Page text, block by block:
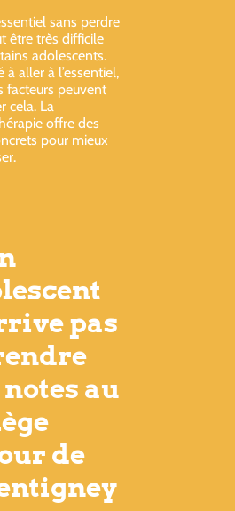
sans perdre
être très difficile
adolescents.
à aller à l’essentiel,
facteurs peuvent
cela. La
offre des
pour mieux
pas
notes au
de